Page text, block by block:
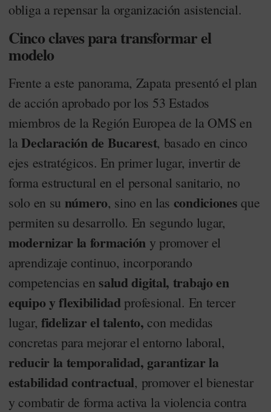
obliga a repensar la organización asistencial.
Cinco claves para transformar el
modelo
Frente a este panorama, Zapata presentó el plan
de acción aprobado por los 53 Estados
miembros de la Región Europea de la OMS en
laDeclaración de Bucarest, basado en cinco
ejes estratégicos. En primer lugar, invertir de
forma estructural en el personal sanitario, no
solo en su número, sino en las condicionesque
permiten su desarrollo. En segundo lugar,
modernizar la formación y promover el
aprendizaje continuo, incorporando
competencias ensalud digital, trabajo en
equipo y flexibilidadprofesional. En tercer
lugar, fidelizar el talento, con medidas
concretas para mejorar el entorno laboral,
reducir la temporalidad, garantizar la
estabilidad contractual, promover el bienestar
y combatir de forma activa la violencia contra